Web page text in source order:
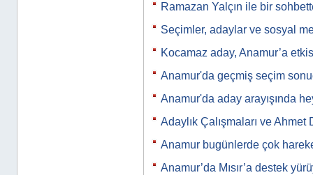
Ramazan Yalçın ile bir
Seçimler, adaylar ve sosyal
Kocamaz aday, Anamur’a
Anamur'da geçmiş seçim
Anamur'da aday arayışında
Adaylık Çalışmaları ve Ahmet
Anamur bugünlerde çok
Anamur’da Mısır’a destek